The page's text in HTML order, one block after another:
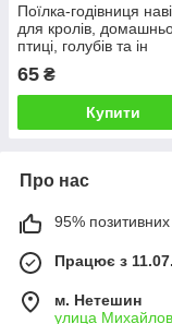
Поїлка-годівниця
для кролів,
птиці, голубів та ін
65 ₴
Купити
Про нас
95% позитивних
Працює з
м. Нетешин
улица